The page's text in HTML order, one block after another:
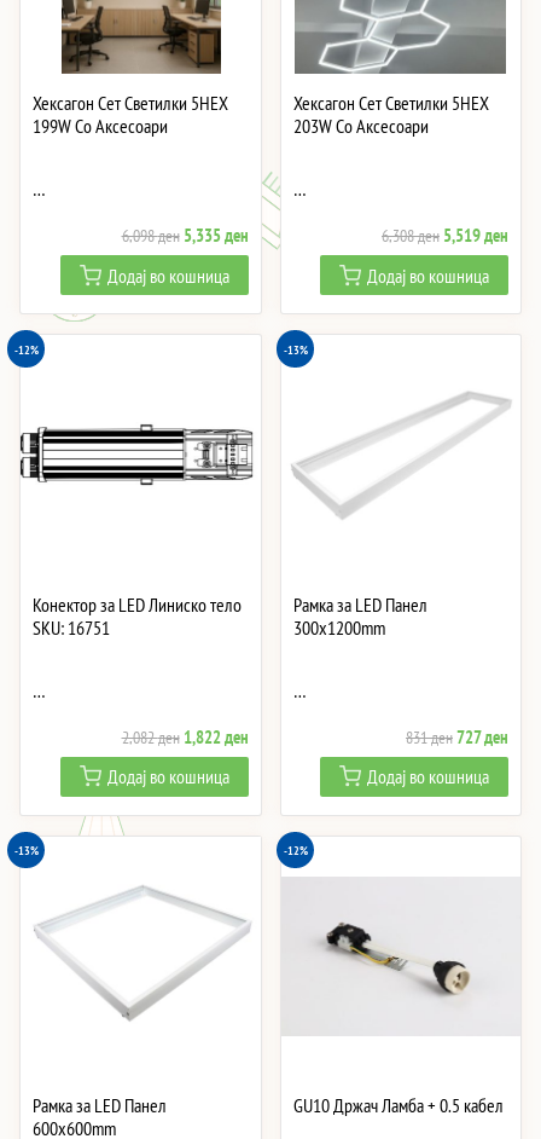
Хексагон Сет Светилки 5HEX
199W Со Аксесоари
…
6,098ден Original
price
was:
6,098 ден.
5,335денCurrent
price
is:
5,335 ден.
Додај во кошница
Хексагон Сет Светилки 5HEX
203W Со Аксесоари
…
6,308ден Original
price
was:
6,308 ден.
5,519ден
price
is:
Додај во кошница
-12%
Конектор за LED Линиско тело
SKU: 16751
…
2,082ден Original
price
was:
2,082 ден.
1,822денCurrent
price
is:
1,822 ден.
Додај во кошница
-13%
Рамка за LED Панел
300x1200mm
…
831денOriginal
price
was:
831 ден.
727ден
price
is:
727
Додај во кошница
-13%
Рамка за LED Панел
600x600mm
-12%
GU10 Држач Ламба + 0.5 кабел